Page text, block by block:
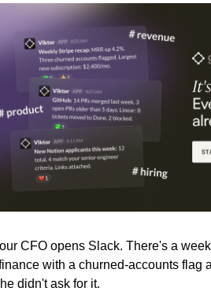
CFO opens Slack. There's a
with a churned-accounts flag
didn't ask for it.